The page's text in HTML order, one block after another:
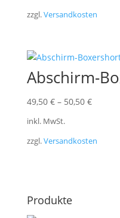
zzgl.Versandkosten
Abschirm-
49,50 €– 50,50 €
inkl. MwSt.
zzgl.Versandkosten
Produkte